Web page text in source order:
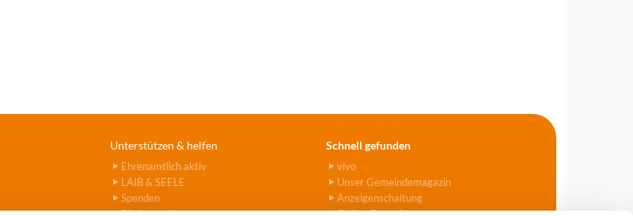
Unterstützen & helfen
Ehrenamtlich aktiv
LAIB & SEELE
Spenden
Fördervereine
Schnell gefunden
vivo
Unser Gemeindemagazin
Anzeigenschaltung
Online-Formulare